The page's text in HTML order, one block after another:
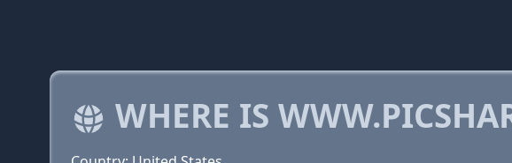
WHERE IS